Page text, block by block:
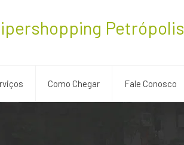
Como Chegar Fale Conosco
Petrópolis